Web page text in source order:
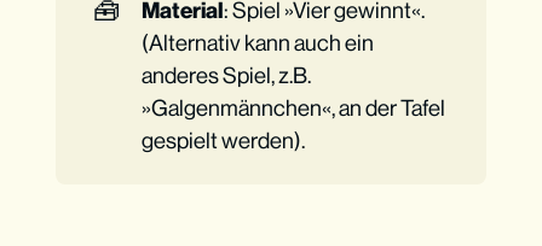
🧰 Material: Spiel »Vier gewinnt«.
(Alternativ kann auch ein
anderes Spiel, z.B.
»Galgenmännchen«, an der Tafel
gespielt werden).